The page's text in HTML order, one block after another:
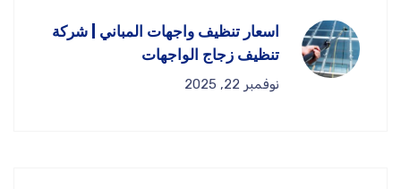
اسعار تنظيف واجهات المباني | شركة
تنظيف زجاج الواجهات
نوفمبر 22, 2025